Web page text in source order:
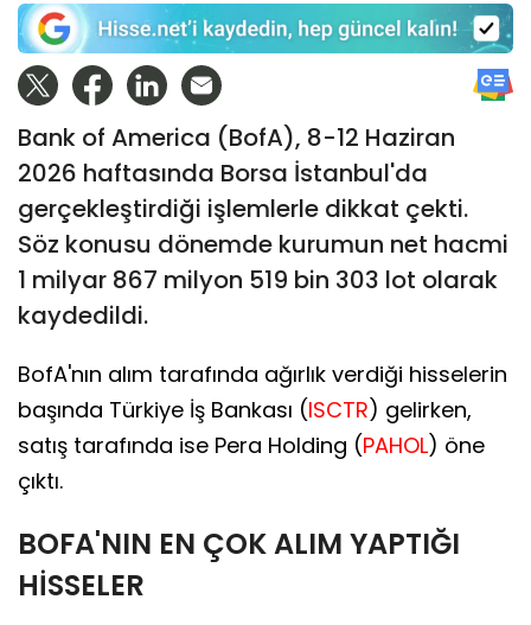
Bank of America (BofA), 8-12 Haziran
2026 haftasında Borsa İstanbul'da
gerçekleştirdiği işlemlerle dikkat çekti.
Söz konusu dönemde kurumun net hacmi
1 milyar 867 milyon 519 bin 303 lot olarak
kaydedildi.
BofA'nın alım tarafında ağırlık verdiği hisselerin
başında Türkiye İş Bankası (ISCTR) gelirken,
satış tarafında ise Pera Holding (PAHOL) öne
çıktı.
BOFA'NIN EN ÇOK ALIM YAPTIĞI
HİSSELER